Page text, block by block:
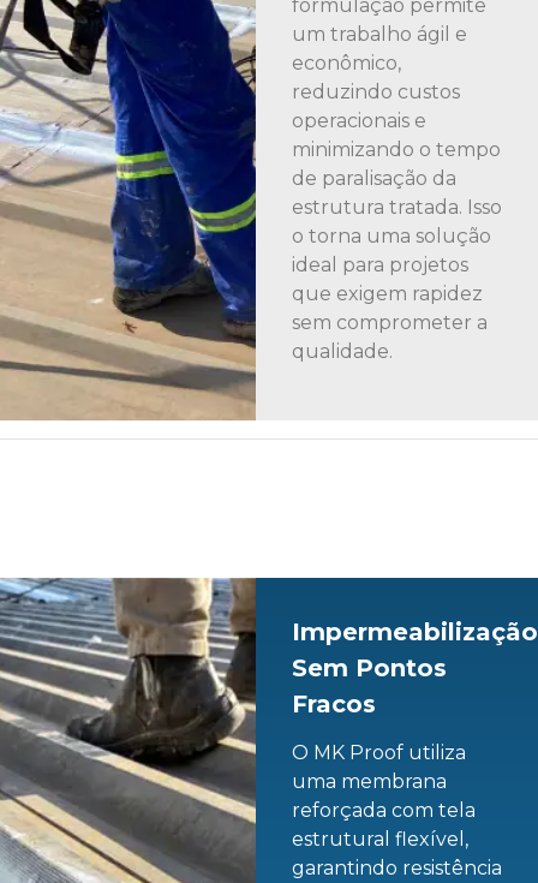
formulação permite
um trabalho ágil e
econômico,
reduzindo custos
operacionais e
minimizando o tempo
de paralisação da
estrutura tratada. Isso
o torna uma solução
ideal para projetos
que exigem rapidez
sem comprometer a
qualidade.
Impermeabilização
Sem Pontos
Fracos
O MK Proof utiliza
uma membrana
reforçada com tela
estrutural flexível,
garantindo resistência